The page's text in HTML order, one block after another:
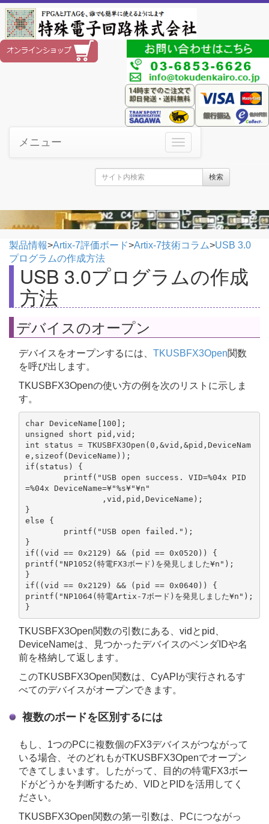
メニュー
検索
製品情報>Artix-7評価ボード>Artix-7技術コラム>USB 3.0
プログラムの作成方法
USB 3.0プログラムの作成
方法
デバイスのオープン
デバイスをオープンするには、 TKUSBFX3Open関数
を呼び出します。
TKUSBFX3Openの使い方の例を次のリストに示しま
す。
char DeviceName[100];
unsigned short pid,vid;
int status = TKUSBFX3Open(0,&vid,&pid,DeviceNam
e,sizeof(DeviceName));
if(status) {
=%04x DeviceName=¥"%s¥"¥n"
}
else {
}
if((vid == 0x2129) && (pid == 0x0520)) {
printf("NP1052(特電FX3ボード)を発見しました¥n");
}
if((vid == 0x2129) && (pid == 0x0640)) {
printf("NP1064(特電Artix-7ボード)を発見しました¥n");
TKUSBFX3Open関数の引数にある、vidとpid、
DeviceNameは、見つかったデバイスのベンダIDや名
前を格納して返します。
このTKUSBFX3Open関数は、CyAPIが実行されるす
べてのデバイスがオープンできます。
複数のボードを区別するには
もし、1つのPCに複数個のFX3デバイスがつながって
いる場合、そのどれもがTKUSBFX3Openでオープン
できてしまいます。したがって、目的の特電FX3ボー
ドがどうかを判断するため、VIDとPIDを活用してく
ださい。
TKUSBFX3Open関数の第一引数は、PCにつながっ